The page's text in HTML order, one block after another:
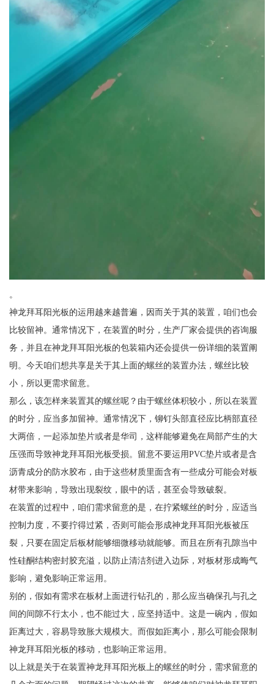
。
神龙拜耳阳光板的运用越来越普遍，因而关于其的装置，咱们也会
比较留神。通常情况下，在装置的时分，生产厂家会提供的咨询服
务，并且在神龙拜耳阳光板的包装箱内还会提供一份详细的装置阐
明。今天咱们想共享是关于其上面的螺丝的装置办法，螺丝比较
小，所以更需求留意。
那么，该怎样来装置其的螺丝呢？由于螺丝体积较小，所以在装置
的时分，应当多加留神。通常情况下，铆钉头部直径应比柄部直径
大两倍，一起添加垫片或者是华司，这样能够避免在局部产生的大
压强而导致神龙拜耳阳光板受损。留意不要运用PVC垫片或者是含
沥青成分的防水胶布，由于这些材质里面含有一些成分可能会对板
材带来影响，导致出现裂纹，眼中的话，甚至会导致破裂。
在装置的过程中，咱们需求留意的是，在拧紧螺丝的时分，应适当
控制力度，不要拧得过紧，否则可能会形成神龙拜耳阳光板被压
裂，只要在固定后板材能够细微移动就能够。而且在所有孔隙当中
性硅酮结构密封胶充溢，以防止清洁剂进入边际，对板材形成晦气
影响，避免影响正常运用。
别的，假如有需求在板材上面进行钻孔的，那么应当确保孔与孔之
间的间隙不行太小，也不能过大，应坚持适中。这是一碗内，假如
距离过大，容易导致胀大规模大。而假如距离小，那么可能会限制
神龙拜耳阳光板的移动，也影响正常运用。
以上就是关于在装置神龙拜耳阳光板上的螺丝的时分，需求留意的